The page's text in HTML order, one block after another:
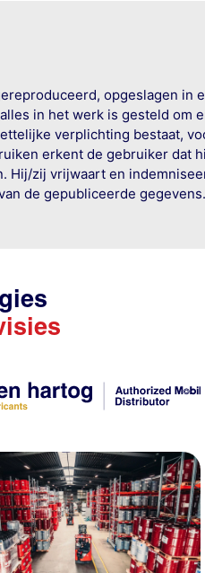
opgeslagen in
in het werk is gesteld om
verplichting bestaat,
erkent de gebruiker dat
Hij/zij vrijwaart en
de gepubliceerde gegevens.